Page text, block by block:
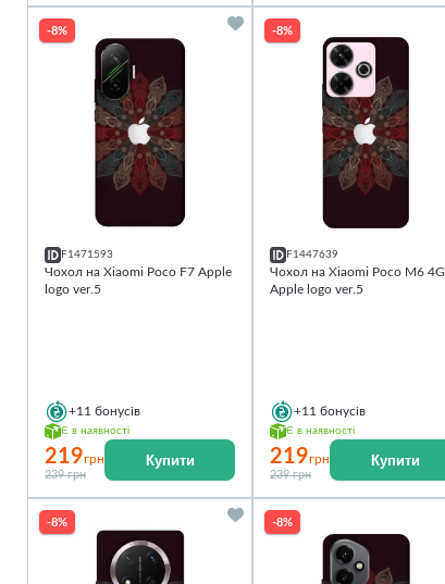
-8%
F1471593
Чохол на Xiaomi Poco F7 Apple
logo ver.5
+11 бонусів
Є в наявності
219грн
239 грн
Купити
-8%
F1447639
Чохол на Xiaomi Poco M6 4G
Apple logo ver.5
+11 бонусів
Є в наявності
219грн
239 грн
Купити
-8% -8%